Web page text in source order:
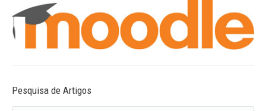
Pesquisa de Artigos